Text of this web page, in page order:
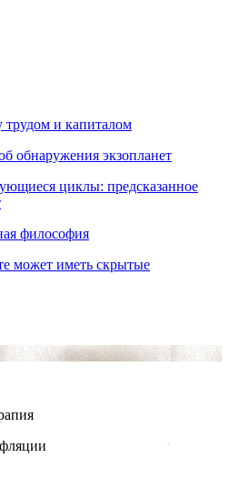
и капиталом
обнаружения экзопланет
циклы: предсказанное
философия
может иметь скрытые